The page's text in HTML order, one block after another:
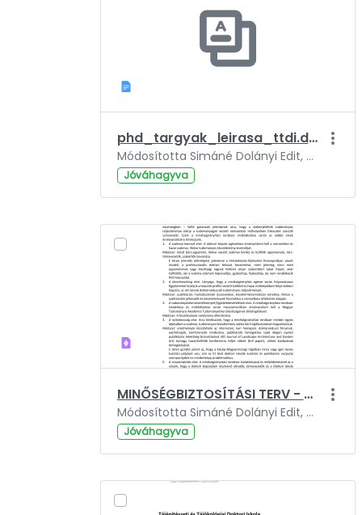
phd_targyak_leirasa_ttdi.docx
Módosította Simáné Dolányi Edit, ennyi ideje: 2 év.
Jóváhagyva
MINŐSÉGBIZTOSÍTÁSI TERV - TTDI
Módosította Simáné Dolányi Edit, ennyi ideje: 2 év.
Jóváhagyva